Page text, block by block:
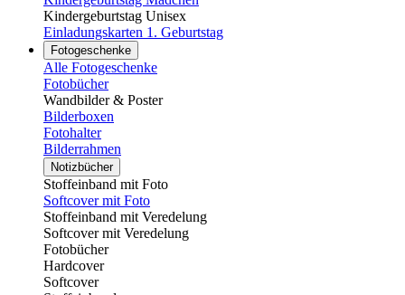
Kindergeburtstag Unisex
Einladungskarten 1. Geburtstag
Fotogeschenke
Alle Fotogeschenke
Fotobücher
Wandbilder & Poster
Bilderboxen
Fotohalter
Bilderrahmen
Notizbücher
Stoffeinband mit Foto
Softcover mit Foto
Stoffeinband mit Veredelung
Softcover mit Veredelung
Fotobücher
Hardcover
Softcover